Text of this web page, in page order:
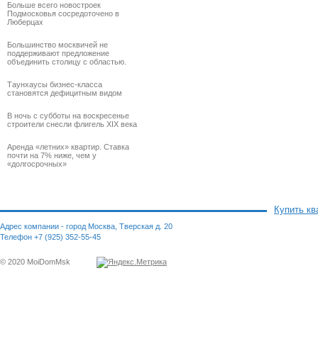
Больше всего новостроек
Подмосковья сосредоточено в
Люберцах
Большинство москвичей не
поддерживают предложение
объединить столицу с областью.
Таунхаусы бизнес-класса
становятся дефицитным видом
В ночь с субботы на воскресенье
строители снесли флигель XIX века
Аренда «летних» квартир. Ставка
почти на 7% ниже, чем у
«долгосрочных»
Купить
Адрес компании - город Москва, Тверская д. 20
Телефон +7 (925) 352-55-45
© 2020 MoiDomMsk